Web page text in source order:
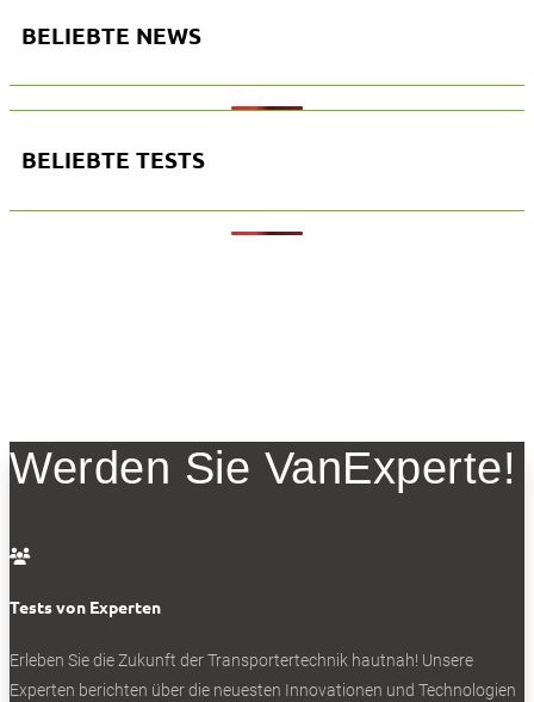
BELIEBTE NEWS
BELIEBTE TESTS
Werden Sie VanExperte!

Tests von Experten
Erleben Sie die Zukunft der Transportertechnik hautnah! Unsere
Experten berichten über die neuesten Innovationen und Technologien